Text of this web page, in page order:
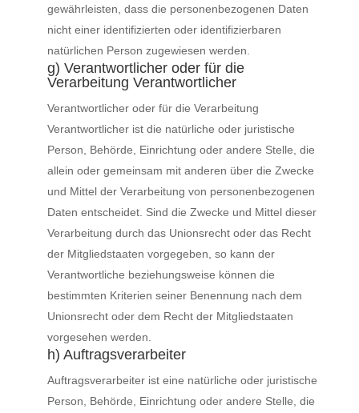
gewährleisten, dass die personenbezogenen Daten
nicht einer identifizierten oder identifizierbaren
natürlichen Person zugewiesen werden.
g) Verantwortlicher oder für die
Verarbeitung Verantwortlicher
Verantwortlicher oder für die Verarbeitung
Verantwortlicher ist die natürliche oder juristische
Person, Behörde, Einrichtung oder andere Stelle, die
allein oder gemeinsam mit anderen über die Zwecke
und Mittel der Verarbeitung von personenbezogenen
Daten entscheidet. Sind die Zwecke und Mittel dieser
Verarbeitung durch das Unionsrecht oder das Recht
der Mitgliedstaaten vorgegeben, so kann der
Verantwortliche beziehungsweise können die
bestimmten Kriterien seiner Benennung nach dem
Unionsrecht oder dem Recht der Mitgliedstaaten
vorgesehen werden.
h) Auftragsverarbeiter
Auftragsverarbeiter ist eine natürliche oder juristische
Person, Behörde, Einrichtung oder andere Stelle, die